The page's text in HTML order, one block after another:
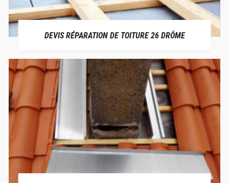
DEVIS RÉPARATION DE TOITURE 26 DRÔME